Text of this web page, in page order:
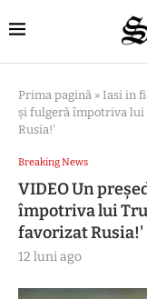
Prima pagină » Iasi in
și fulgeră împotriva lui
Rusia!'
Breaking News
VIDEO Un
împotriva lui
favorizat Rusia!'
12 luni ago